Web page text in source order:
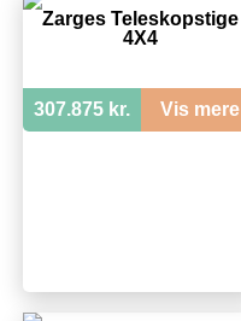
Zarges Teleskopstige
4X4
307.875 kr. Vis mere